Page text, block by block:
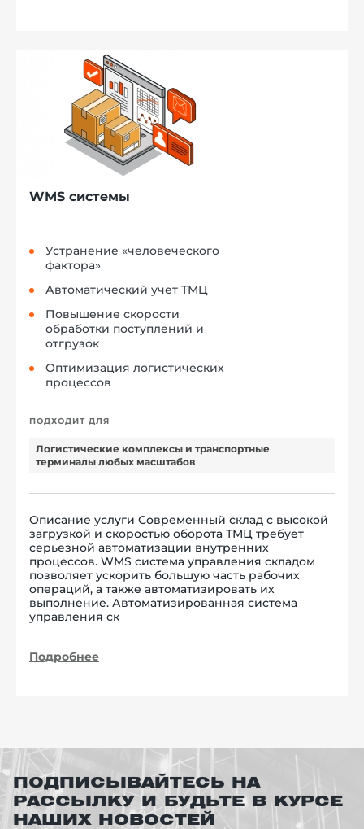
WMS системы
Устранение «человеческого
фактора»
Автоматический учет ТМЦ
Повышение скорости
обработки поступлений и
отгрузок
Оптимизация логистических
процессов
ПОДХОДИТ ДЛЯ
Логистические комплексы и транспортные
терминалы любых масштабов
Описание услуги Современный склад с высокой
загрузкой и скоростью оборота ТМЦ требует
серьезной автоматизации внутренних
процессов. WMS система управления складом
позволяет ускорить большую часть рабочих
операций, а также автоматизировать их
выполнение. Автоматизированная система
управления ск
Подробнее
ПОДПИСЫВАЙТЕСЬ НА
РАССЫЛКУ И БУДЬТЕ В КУРСЕ
НАШИХ НОВОСТЕЙ